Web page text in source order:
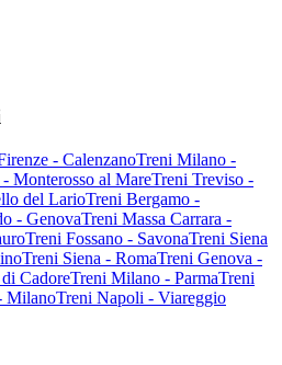
- CalenzanoTreni Milano -
Monterosso al MareTreni Treviso -
del LarioTreni Bergamo -
- GenovaTreni Massa Carrara -
Treni Fossano - SavonaTreni Siena
Treni Siena - RomaTreni Genova -
CadoreTreni Milano - ParmaTreni
MilanoTreni Napoli - Viareggio